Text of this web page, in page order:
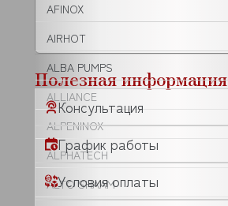
AFINOX
AIRHOT
ALBA PUMPS
ALLIANCE
ALPENINOX
ALPHATECH
ALTO SHAAM
Полезная информация
Консультация
График работы
Условия оплаты